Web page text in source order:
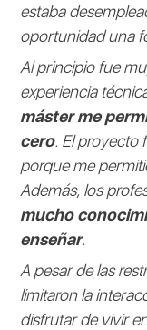
estaba
oportunidad una
Al principio fue
experiencia
máster me
cero. El proyecto
porque me
Además, los
mucho
enseñar.
A pesar de las
limitaron la
disfrutar de vivir